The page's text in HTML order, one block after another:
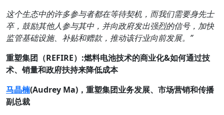
这个生态中的许多参与者都在等待契机，而我们需要身先士
卒，鼓励其他人参与其中，并向政府发出强烈的信号，加快
监管基础设施、补贴和赠款，推动该行业向前发展。”
重塑集团（REFIRE）:燃料电池技术的商业化&如何通过技
术、销量和政府扶持来降低成本
马晶楠(Audrey Ma)，重塑集团业务发展、市场营销和传播
副总裁